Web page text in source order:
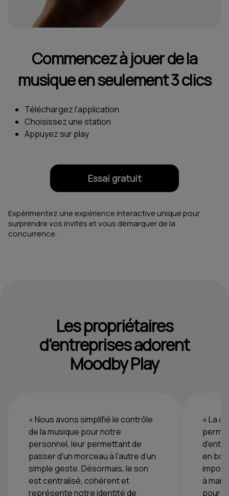
Commencez à jouer de la
musique en seulement 3 clics
Téléchargez l'application
Choisissez une station
Appuyez sur play
Essai gratuit
Expérimentez une expérience interactive unique pour
surprendre vos invités et vous démarquer de la
concurrence.
Les propriétaires
d'entreprises adorent
Moodby Play
« Nous avons simplifié le contrôle
de la musique pour notre
personnel, leur permettant de
passer d’un morceau à l’autre d’un
simple geste. Désormais, le son
est centralisé, cohérent et
représente notre identité de
« La
en
à
pour